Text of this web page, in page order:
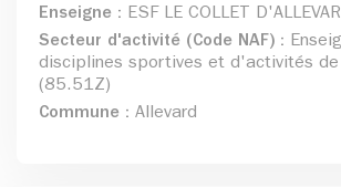
Enseigne : ESF LE COLLET
Secteur d'activité (Code NAF) :
disciplines sportives et d'activités de
(85.51Z)
Commune : Allevard